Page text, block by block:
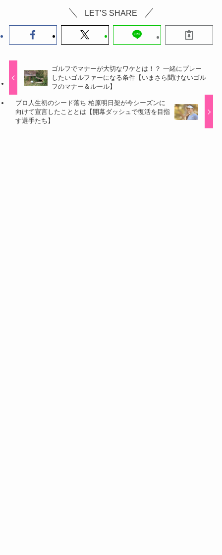
LET’S SHARE
ゴルフでマナーが大切なワケとは！？ 一緒にプレー
したいゴルファーになる条件【いまさら聞けないゴル
フのマナー＆ルール】
プロ人生初のシード落ち 柏原明日架が今シーズンに
向けて宣言したこととは【開幕ダッシュで復活を目指
す選手たち】